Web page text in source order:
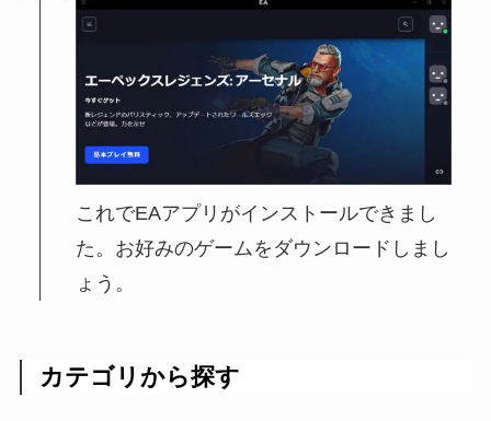
これでEAアプリがインストールできまし
た。お好みのゲームをダウンロードしまし
ょう。
カテゴリから探す